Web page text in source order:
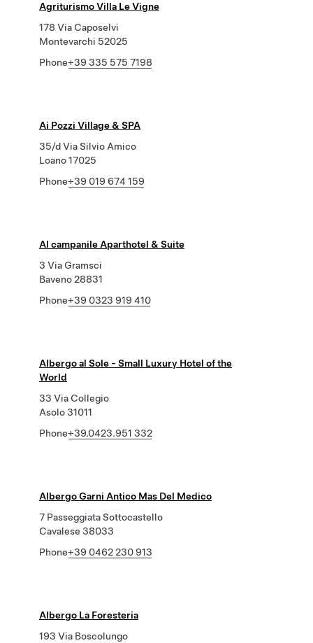
Agriturismo Villa Le Vigne
178 Via Caposelvi
Montevarchi 52025
Phone+39 335 575 7198
Ai Pozzi Village & SPA
35/d Via Silvio Amico
Loano 17025
Phone+39 019 674 159
Al campanile Aparthotel & Suite
3 Via Gramsci
Baveno 28831
Phone+39 0323 919 410
Albergo al Sole - Small Luxury Hotel of the
World
33 Via Collegio
Asolo 31011
Phone+39.0423.951 332
Albergo Garni Antico Mas Del Medico
7 Passeggiata Sottocastello
Cavalese 38033
Phone+39 0462 230 913
Albergo La Foresteria
193 Via Boscolungo